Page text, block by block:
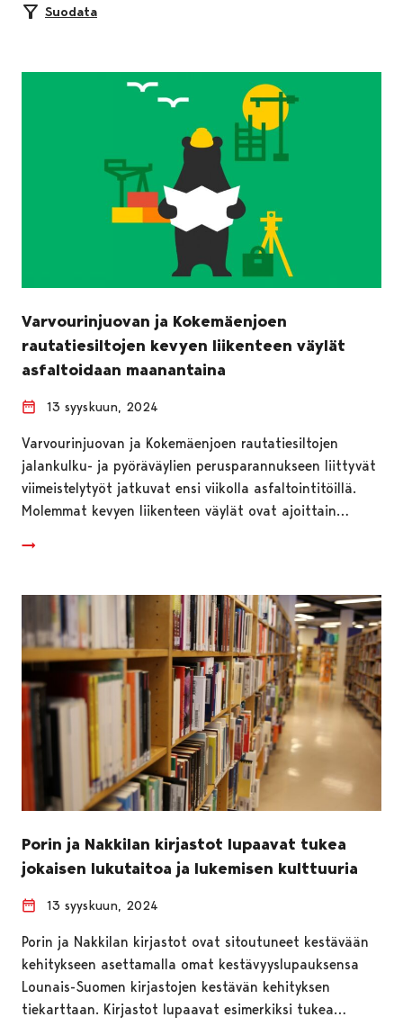
Suodata
Varvourinjuovan ja Kokemäenjoen
rautatiesiltojen kevyen liikenteen väylät
asfaltoidaan maanantaina
13 syyskuun, 2024
Varvourinjuovan ja Kokemäenjoen rautatiesiltojen
jalankulku- ja pyöräväylien perusparannukseen liittyvät
viimeistelytyöt jatkuvat ensi viikolla asfaltointitöillä.
Molemmat kevyen liikenteen väylät ovat ajoittain…
Porin ja Nakkilan kirjastot lupaavat tukea
jokaisen lukutaitoa ja lukemisen kulttuuria
13 syyskuun, 2024
Porin ja Nakkilan kirjastot ovat sitoutuneet kestävään
kehitykseen asettamalla omat kestävyyslupauksensa
Lounais-Suomen kirjastojen kestävän kehityksen
tiekarttaan. Kirjastot lupaavat esimerkiksi tukea…